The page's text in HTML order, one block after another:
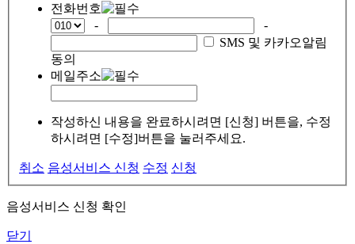
전화번호
-
-
SMS 및 카카오알림
동의
메일주소
작성하신 내용을 완료하시려면 [신청] 버튼을, 수정
하시려면 [수정]버튼을 눌러주세요.
취소 음성서비스 신청 수정 신청
음성서비스 신청 확인
닫기